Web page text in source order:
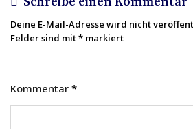
Deine E-Mail-Adresse wird nicht
Felder sind mit* markiert
Kommentar *